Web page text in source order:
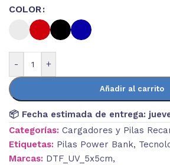
COLOR
- +
Añadir al carrito
📦 Fecha estimada de entrega:
Categorías: Cargadores y Pilas
Etiquetas: Pilas Power Bank,
Marcas: DTF_UV_5x5cm,